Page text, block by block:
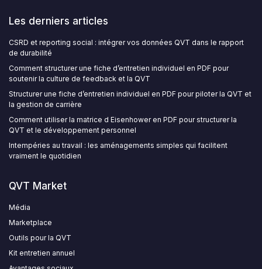
Les derniers articles
CSRD et reporting social : intégrer vos données QVT dans le rapport
de durabilité
Comment structurer une fiche d’entretien individuel en PDF pour
soutenir la culture de feedback et la QVT
Structurer une fiche d’entretien individuel en PDF pour piloter la QVT et
la gestion de carrière
Comment utiliser la matrice d Eisenhower en PDF pour structurer la
QVT et le développement personnel
Intempéries au travail : les aménagements simples qui facilitent
vraiment le quotidien
QVT Market
Média
Marketplace
Outils pour la QVT
Kit entretien annuel